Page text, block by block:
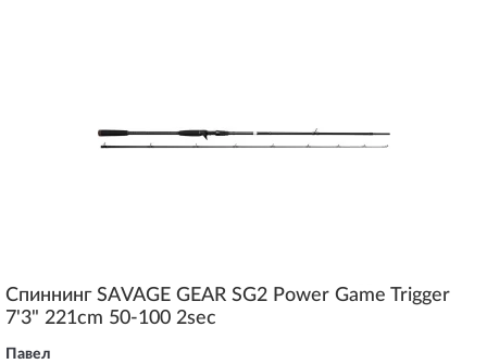
Спиннинг SAVAGE GEAR SG2 Power Game Trigger
7'3" 221cm 50-100 2sec
Павел